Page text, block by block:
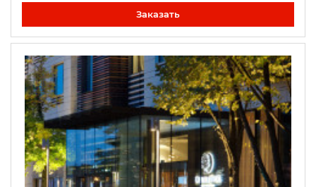
Заказать